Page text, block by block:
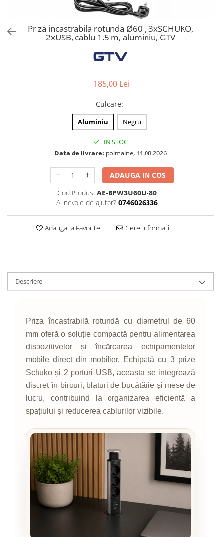
Plinte, antistropi & accesorii
Priza incastrabila rotunda Ø60 , 3xSCHUKO,
2xUSB, cablu 1.5 m, aluminiu, GTV
185,00 Lei
Culoare:
Aluminiu Negru
IN STOC
Data de livrare: poimaine, 11.08.2026
ADAUGA IN COS
Cod Produs: AE-BPW3U60U-80
Ai nevoie de ajutor? 0746026336
Adauga la Favorite Cere informatii
Descriere
Priza încastrabilă rotundă cu diametrul de 60
mm oferă o soluție compactă pentru alimentarea
dispozitivelor și încărcarea echipamentelor
mobile direct din mobilier. Echipată cu 3 prize
Schuko și 2 porturi USB, aceasta se integrează
discret în birouri, blaturi de bucătărie și mese de
lucru, contribuind la organizarea eficientă a
spațiului și reducerea cablurilor vizibile.